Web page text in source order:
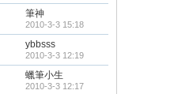
筆神
2010-3-3 15:18
ybbsss
2010-3-3 12:19
蠟筆小生
2010-3-3 12:17